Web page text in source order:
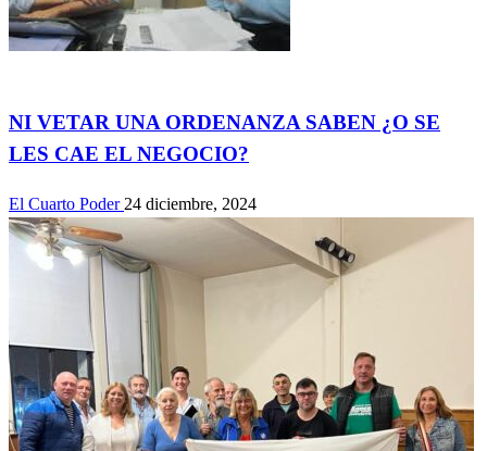
NI VETAR UNA ORDENANZA SABEN ¿O SE
LES CAE EL NEGOCIO?
El Cuarto Poder 24 diciembre, 2024